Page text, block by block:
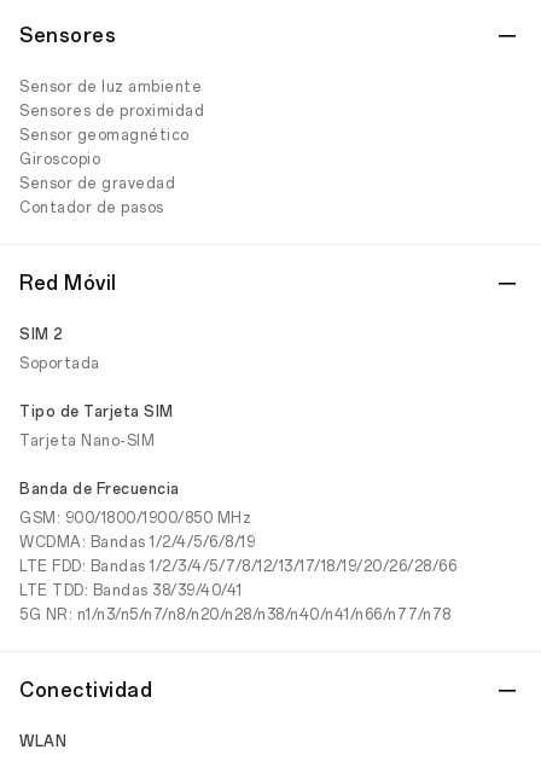
Sensores
Sensor de luz ambiente
Sensores de proximidad
Sensor geomagnético
Giroscopio
Sensor de gravedad
Contador de pasos
Red Móvil
SIM 2
Soportada
Tipo de Tarjeta SIM
Tarjeta Nano-SIM
Banda de Frecuencia
GSM: 900/1800/1900/850 MHz
WCDMA: Bandas 1/2/4/5/6/8/19
LTE FDD: Bandas 1/2/3/4/5/7/8/12/13/17/18/19/20/26/28/66
LTE TDD: Bandas 38/39/40/41
5G NR: n1/n3/n5/n7/n8/n20/n28/n38/n40/n41/n66/n77/n78
Conectividad
WLAN